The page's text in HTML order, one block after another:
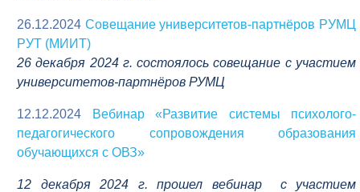
26.12.2024 Совещание университетов-партнёров РУМЦ
РУТ (МИИТ)
26 декабря 2024 г. состоялось совещание с участием
университетов-партнёров РУМЦ
12.12.2024
Вебинар «Развитие системы психолого-
педагогического сопровождения образования
обучающихся с ОВЗ»
12 декабря 2024 г. прошел вебинар с участием